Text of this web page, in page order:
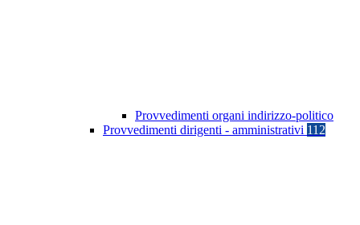
Provvedimenti organi indirizzo-politico
Provvedimenti dirigenti - amministrativi 112